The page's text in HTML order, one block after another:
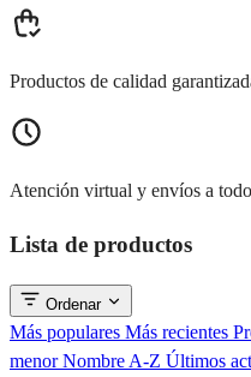
Productos de calidad
Atención virtual y envíos a
Lista de productos
Ordenar
Más populares Más recientes
menorNombre A-Z Últimos